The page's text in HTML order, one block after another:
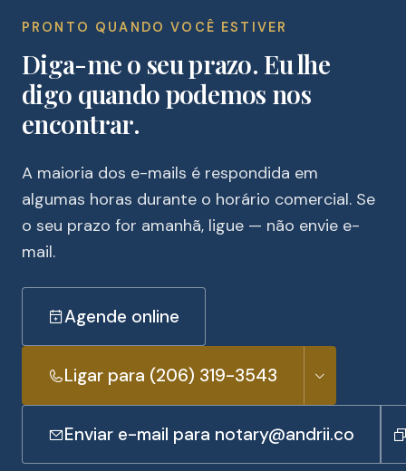
PRONTO QUANDO VOCÊ ESTIVER
Diga-me o seu prazo. Eu lhe
digo quando podemos nos
encontrar.
A maioria dos e-mails é respondida em
algumas horas durante o horário comercial. Se
o seu prazo for amanhã, ligue — não envie e-
mail.
Agende online
Ligar para (206) 319-3543
Enviar e-mail para notary@andrii.co